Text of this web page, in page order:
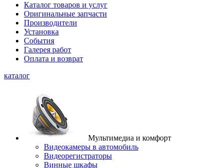
Каталог товаров и услуг
Оригинальные запчасти
Производители
Установка
События
Галерея работ
Оплата и возврат
каталог
Мультимедиа и комфорт
Видеокамеры в автомобиль
Видеорегистраторы
Винные шкафы